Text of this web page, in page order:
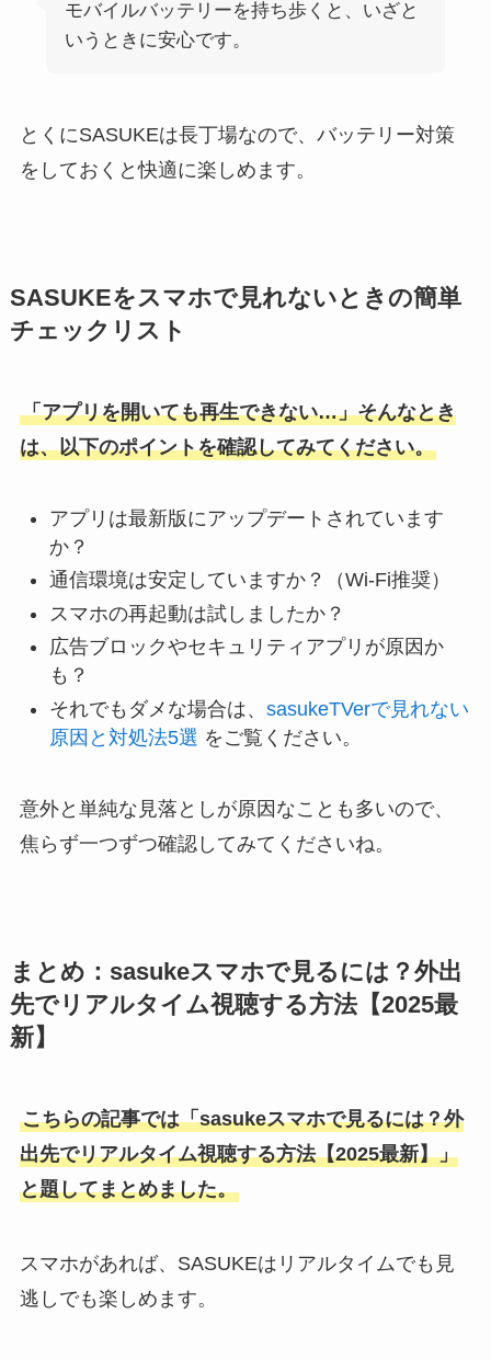
モバイルバッテリーを持ち歩くと、いざと
いうときに安心です。
とくにSASUKEは長丁場なので、バッテリー対策
をしておくと快適に楽しめます。
SASUKEをスマホで見れないときの簡単
チェックリスト
「アプリを開いても再生できない…」そんなとき
は、以下のポイントを確認してみてください。
アプリは最新版にアップデートされています
か？
通信環境は安定していますか？（Wi-Fi推奨）
スマホの再起動は試しましたか？
広告ブロックやセキュリティアプリが原因か
も？
それでもダメな場合は、 sasukeTVerで見れない
原因と対処法5選 をご覧ください。
意外と単純な見落としが原因なことも多いので、
焦らず一つずつ確認してみてくださいね。
まとめ：sasukeスマホで見るには？外出
先でリアルタイム視聴する方法【2025最
新】
こちらの記事では「sasukeスマホで見るには？外
出先でリアルタイム視聴する方法【2025最新】」
と題してまとめました。
スマホがあれば、SASUKEはリアルタイムでも見
逃しでも楽しめます。